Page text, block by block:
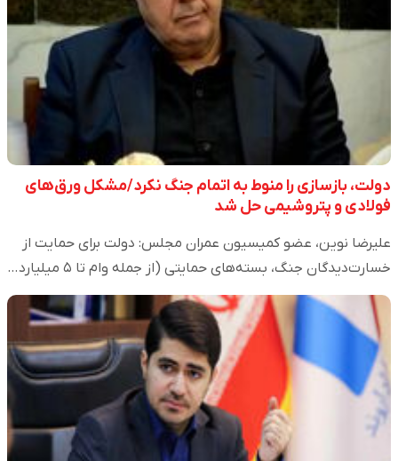
دولت، بازسازی را منوط به اتمام جنگ نکرد/مشکل ورق‌های
فولادی و پتروشیمی حل شد
علیرضا نوین، عضو کمیسیون عمران مجلس: دولت برای حمایت از
خسارت‌دیدگان جنگ، بسته‌های حمایتی (از جمله وام تا ۵ میلیارد…